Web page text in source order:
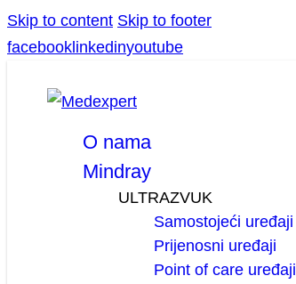
Skip to content Skip to footer
facebook linkedinyoutube
O nama
Mindray
ULTRAZVUK
Samostojeći uređaji
Prijenosni uređaji
Point of care uređaji